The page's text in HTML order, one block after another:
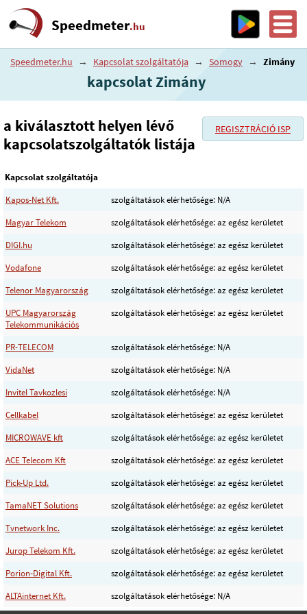
Speedmeter.hu
Speedmeter.hu → Kapcsolat szolgáltatója → Somogy → Zimány
kapcsolat Zimány
REGISZTRÁCIÓ ISP
a kiválasztott helyen lévő
kapcsolatszolgáltatók listája
Kapcsolat szolgáltatója
Kapos-Net Kft.
szolgáltatások elérhetősége: N/A
Magyar Telekom
szolgáltatások elérhetősége: az egész kerületet
DIGI.hu
szolgáltatások elérhetősége: az egész kerületet
Vodafone
szolgáltatások elérhetősége: az egész kerületet
Telenor Magyarország
szolgáltatások elérhetősége: az egész kerületet
UPC Magyarország
Telekommunikációs
szolgáltatások elérhetősége: az egész kerületet
PR-TELECOM
szolgáltatások elérhetősége: N/A
VidaNet
szolgáltatások elérhetősége: N/A
Invitel Tavkozlesi
szolgáltatások elérhetősége: N/A
Cellkabel
szolgáltatások elérhetősége: az egész kerületet
MICROWAVE kft
szolgáltatások elérhetősége: az egész kerületet
ACE Telecom Kft
szolgáltatások elérhetősége: az egész kerületet
Pick-Up Ltd.
szolgáltatások elérhetősége: az egész kerületet
TamaNET Solutions
szolgáltatások elérhetősége: az egész kerületet
Tvnetwork Inc.
szolgáltatások elérhetősége: az egész kerületet
Jurop Telekom Kft.
szolgáltatások elérhetősége: az egész kerületet
Porion-Digital Kft.
szolgáltatások elérhetősége: az egész kerületet
ALTAinternet Kft.
szolgáltatások elérhetősége: N/A